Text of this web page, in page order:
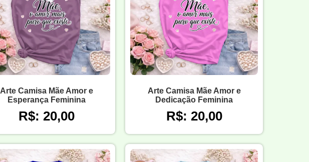
Arte Camisa Mãe Amor e
Esperança Feminina
R$: 20,00
Arte Camisa Mãe Amor e
Dedicação Feminina
R$: 20,00